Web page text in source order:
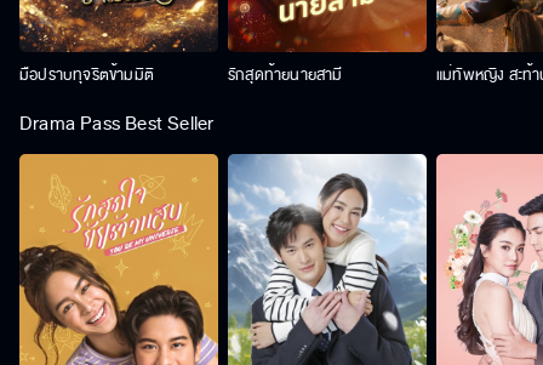
มือปราบทุจริตข้ามมิติ รักสุดท้ายนายสามี แม่ทัพหญิง สะท้
Drama Pass Best Seller